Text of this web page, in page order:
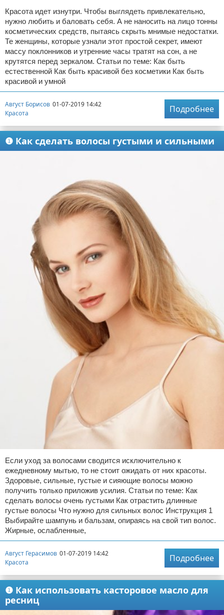
Красота идет изнутри. Чтобы выглядеть привлекательно,
нужно любить и баловать себя. А не наносить на лицо тонны
косметических средств, пытаясь скрыть мнимые недостатки.
Те женщины, которые узнали этот простой секрет, имеют
массу поклонников и утренние часы тратят на сон, а не
крутятся перед зеркалом. Статьи по теме: Как быть
естественной Как быть красивой без косметики Как быть
красивой и умной
Август Борисов 01-07-2019 14:42
Красота
Подробнее
❶ Как сделать волосы густыми и сильными
Если уход за волосами сводится исключительно к
ежедневному мытью, то не стоит ожидать от них красоты.
Здоровые, сильные, густые и сияющие волосы можно
получить только приложив усилия. Статьи по теме: Как
сделать волосы очень густыми Как отрастить длинные
густые волосы Что нужно для сильных волос Инструкция 1
Выбирайте шампунь и бальзам, опираясь на свой тип волос.
Жирные, ослабленные,
Август Герасимов 01-07-2019 14:42
Красота
Подробнее
❶ Как использовать касторовое масло для
ресниц